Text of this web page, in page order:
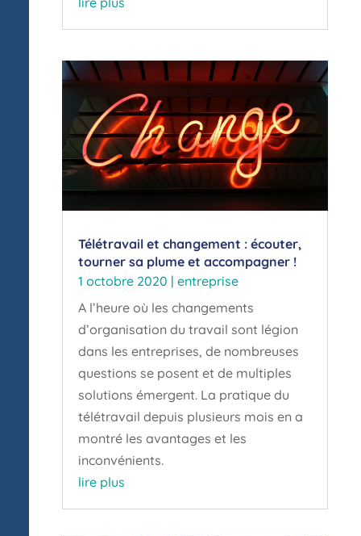
Télétravail et changement : écouter,
tourner sa plume et accompagner !
1 octobre 2020 |entreprise
A l’heure où les changements
d’organisation du travail sont légion
dans les entreprises, de nombreuses
questions se posent et de multiples
solutions émergent. La pratique du
télétravail depuis plusieurs mois en a
montré les avantages et les
inconvénients.
lire plus